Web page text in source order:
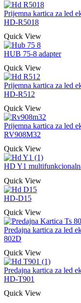
Prijemna kartica za led
HD-R5018
Quick View
HUB 75-8 adapter
Quick View
Prijemna kartica za led
HD-R512
Quick View
Prijemna kartica za led
RV908M32
Quick View
HD Y1
Quick View
HD-D15
Quick View
Predajna kartica za led
802D
Quick View
Predajna kartica za led
HD-T901
Quick View